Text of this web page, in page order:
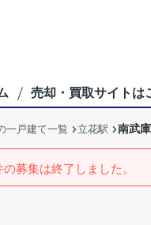
売却・買取サイトは
一戸建て一覧 立花駅 南武
の募集は終了しました。